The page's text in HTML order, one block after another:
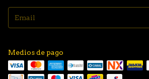
Medios de pago